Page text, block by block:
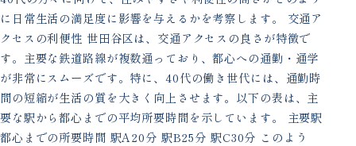
に日常生活の満足度に影響を与えるかを考察します。 交通ア
クセスの利便性 世田谷区は、交通アクセスの良さが特徴で
す。主要な鉄道路線が複数通っており、都心への通勤・通学
が非常にスムーズです。特に、40代の働き世代には、通勤時
間の短縮が生活の質を大きく向上させます。以下の表は、主
要な駅から都心までの平均所要時間を示しています。 主要駅
都心までの所要時間 駅A20分 駅B25分 駅C30分 このよう